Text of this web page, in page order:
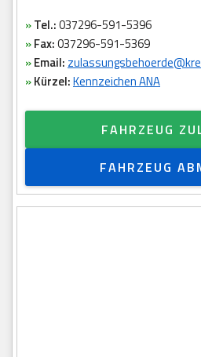
»Tel.:037296-591-5396
»Fax:037296-591-5369
»Email:
»Kürzel:Kennzeichen ANA
FAHRZEUG
FAHRZEUG